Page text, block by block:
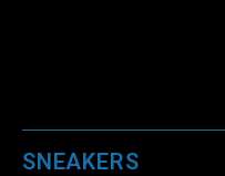
SNEAKERS